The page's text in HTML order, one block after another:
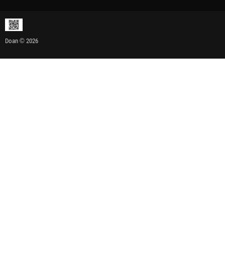
Doan © 2026